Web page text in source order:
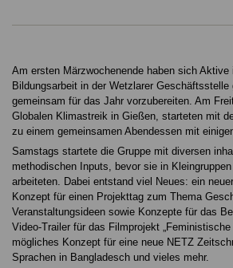
Am ersten Märzwochenende haben sich Aktive
Bildungsarbeit in der Wetzlarer
gemeinsam für das Jahr vorzubereiten. Am
Globalen Klimastreik in Gießen, starteten mit
zu einem gemeinsamen Abendessen mit
Samstags startete die Gruppe mit diversen
methodischen Inputs, bevor sie in
arbeiteten. Dabei entstand viel Neues: ein
Konzept für einen Projekttag zum Thema
Veranstaltungsideen sowie Konzepte für das
Video-Trailer für das Filmprojekt
mögliches Konzept für eine neue NETZ
Sprachen in Bangladesch und vieles mehr.